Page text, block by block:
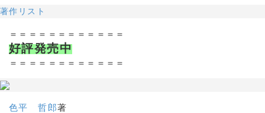
著作リスト
＝＝＝＝＝＝＝＝＝＝＝＝
好評発売中
＝＝＝＝＝＝＝＝＝＝＝＝
色平 哲郎著